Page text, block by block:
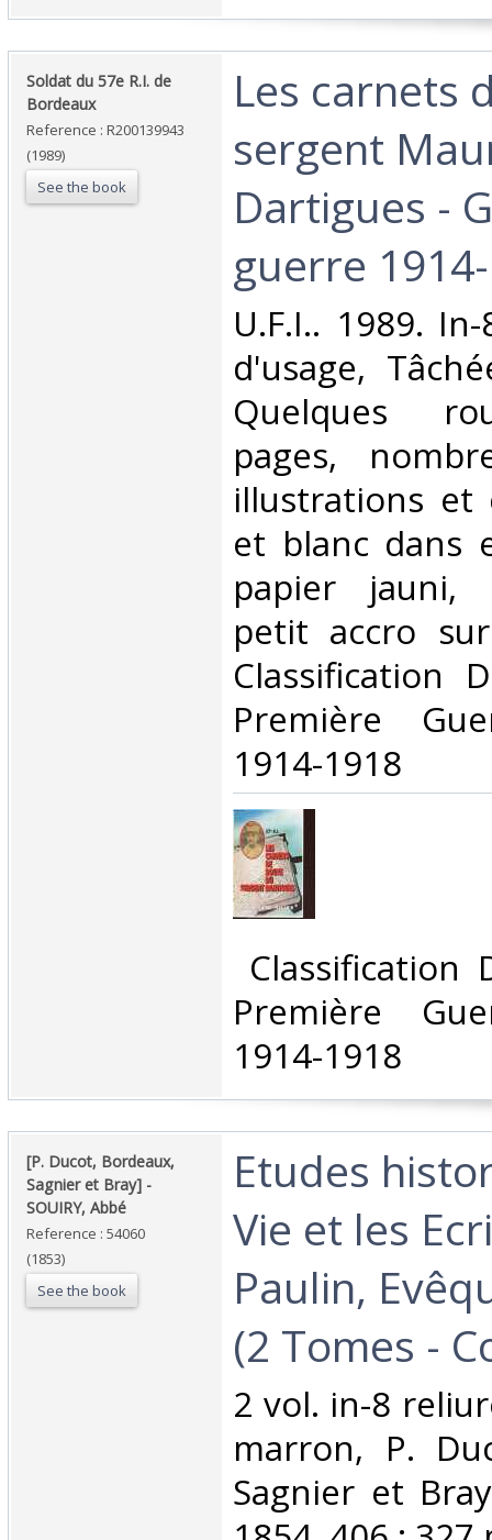
‎Soldat du 57e R.I. de
Bordeaux‎
Reference : R200139943
(1989)
See the book
‎Les carnets
sergent
Dartigues -
guerre
‎U.F.I.. 1989.
d'usage,
Quelques
pages,
illustrations et
et blanc dans
papier jauni,
petit accro
Classification
Première
1914-1918‎
Classification
Première
1914-1918‎
‎[P. Ducot, Bordeaux,
Sagnier et Bray] - ‎
‎SOUIRY, Abbé‎
Reference : 54060
(1853)
See the book
‎Etudes
Vie et les
Paulin,
(2 Tomes -
‎2 vol. in-8
marron, P.
Sagnier et